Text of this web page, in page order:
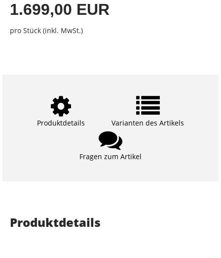
1.699,00 EUR
pro Stück (inkl. MwSt.)
Produktdetails Varianten des Artikels
Fragen zum Artikel
Produktdetails